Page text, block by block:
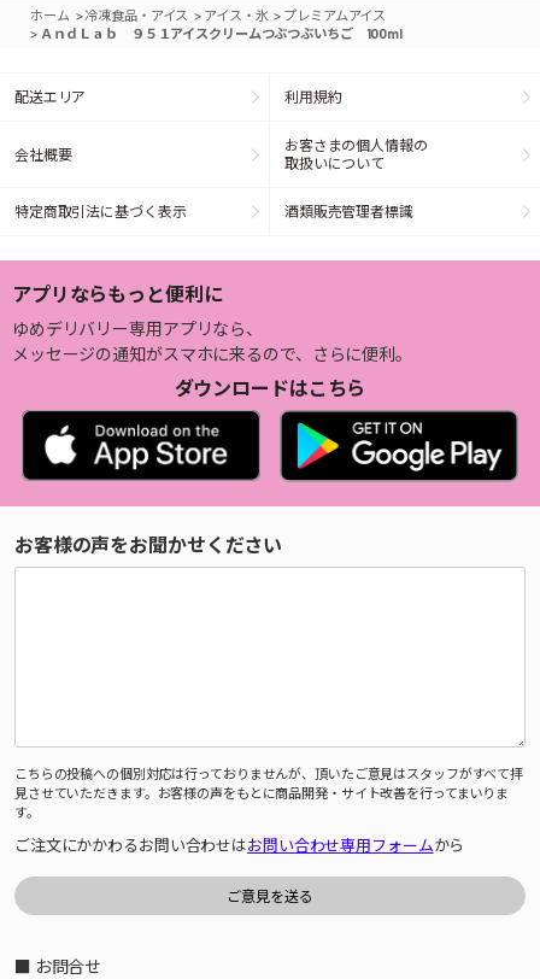
ホーム >冷凍食品・アイス > アイス・氷 > プレミアムアイス
> ＡｎｄＬａｂ ９５１アイスクリームつぶつぶいちご 100ml
配送エリア 利用規約
会社概要
お客さまの個人情報の
取扱いについて
特定商取引法に基づく表示 酒類販売管理者標識
アプリならもっと便利に
ゆめデリバリー専用アプリなら、
メッセージの通知がスマホに来るので、さらに便利。
ダウンロードはこちら
お客様の声をお聞かせください
こちらの投稿への個別対応は行っておりませんが、頂いたご意見はスタッフがすべて拝
見させていただきます。お客様の声をもとに商品開発・サイト改善を行ってまいりま
す。
ご注文にかかわるお問い合わせはお問い合わせ専用フォームから
■ お問合せ